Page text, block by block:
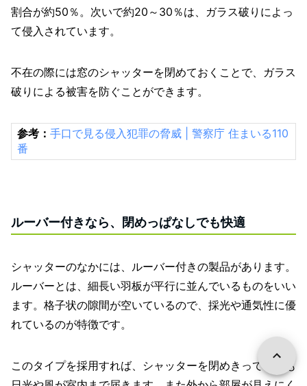
割合が約50％。次いで約20～30％は、ガラス破りによっ
て侵入されています。
不在の際には窓のシャッターを閉めておくことで、ガラス
破りによる被害を防ぐことができます。
参考： 手口で見る侵入犯罪の脅威 | 警察庁 住まいる110
番
ルーバー付きなら、閉めっぱなしでも快適
シャッターのなかには、ルーバー付きの製品があります。
ルーバーとは、細長い羽板が平行に並んでいるものをいい
ます。格子状の隙間が空いているので、採光や通気性に優
れているのが特徴です。
このタイプを採用すれば、シャッターを閉めきっていても